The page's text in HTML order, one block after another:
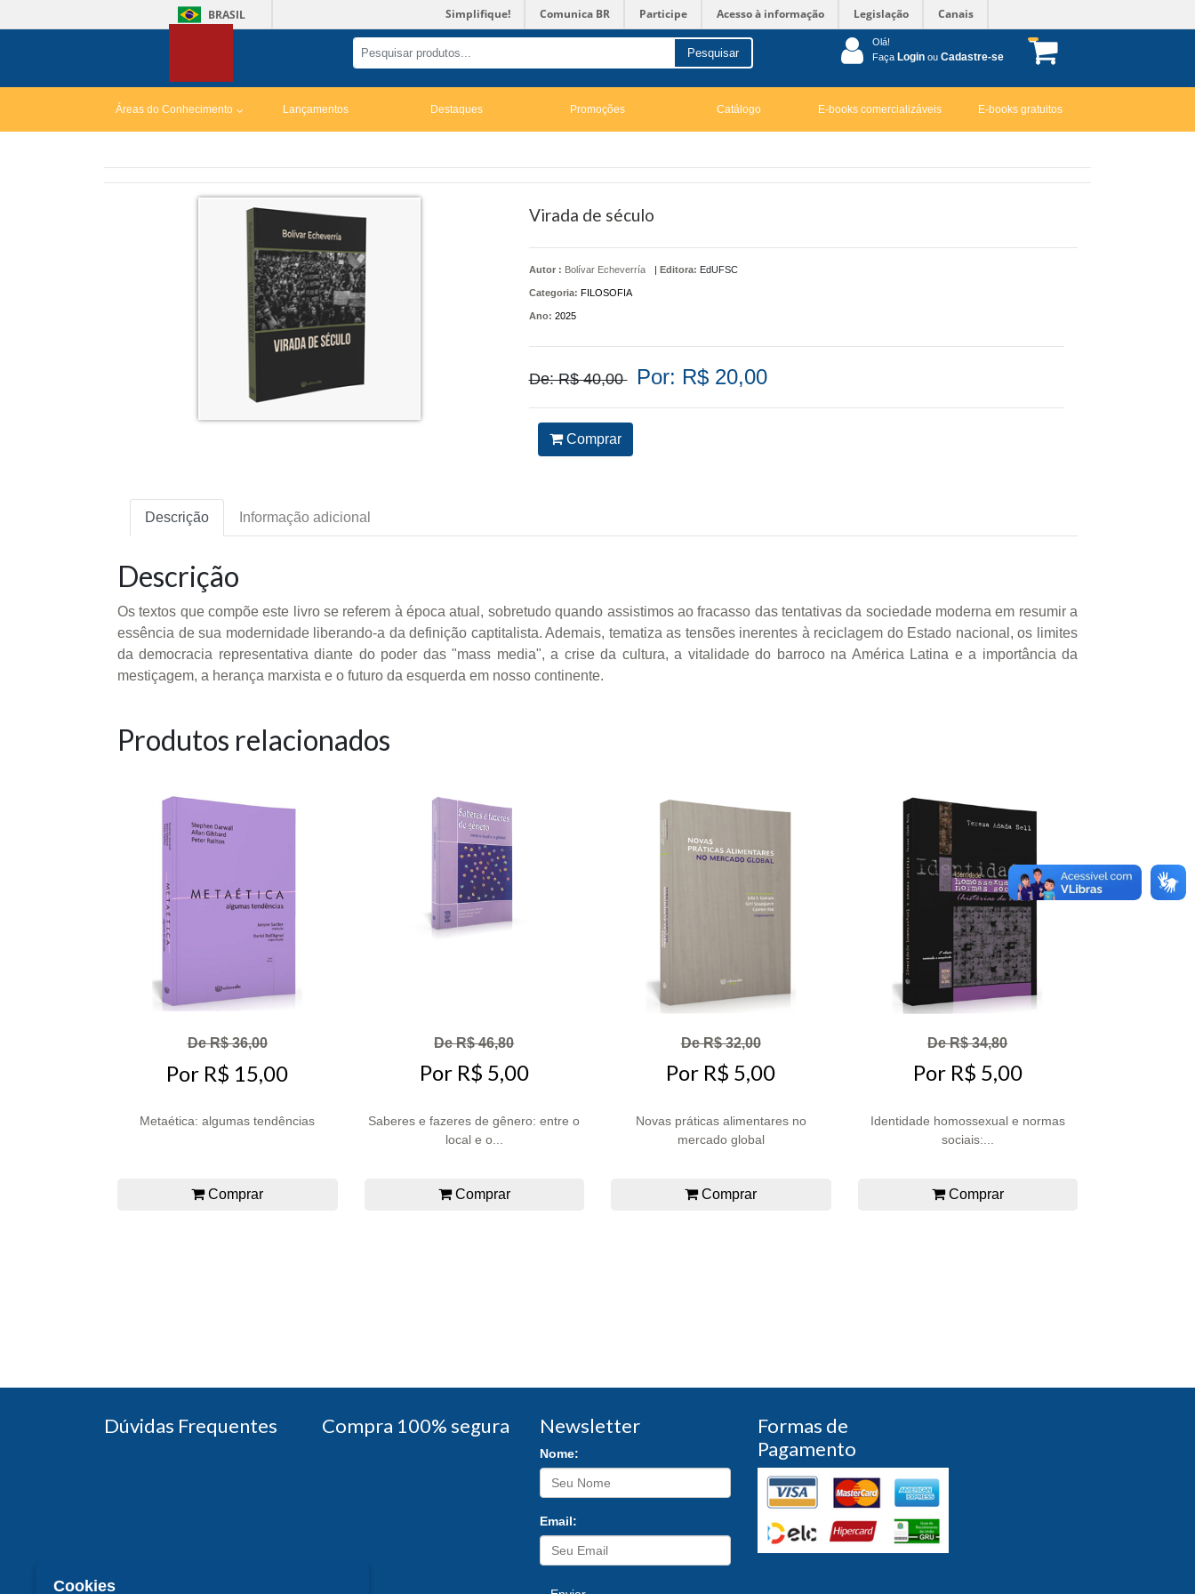
BRASIL Simplifique! Comunica BR Participe Acesso à informação Legislação Canais
Pesquisar
Olá!
Faça Login ou Cadastre-se
Áreas do Conhecimento Lançamentos Destaques Promoções Catálogo E-books comercializáveis E-books gratuitos
Virada de século
Autor : Bolívar Echeverría | Editora: EdUFSC
Categoria: FILOSOFIA
Ano: 2025
De: R$ 40,00 Por: R$ 20,00
Comprar
Descrição Informação adicional
Descrição
Os textos que compõe este livro se referem à época atual, sobretudo quando assistimos ao fracasso das tentativas da sociedade moderna em resumir a
essência de sua modernidade liberando-a da definição captitalista. Ademais, tematiza as tensões inerentes à reciclagem do Estado nacional, os limites
da democracia representativa diante do poder das "mass media", a crise da cultura, a vitalidade do barroco na América Latina e a importância da
mestiçagem, a herança marxista e o futuro da esquerda em nosso continente.
Produtos relacionados
De R$ 36,00
Por R$ 15,00
Metaética: algumas tendências
Comprar
De R$ 46,80
Por R$ 5,00
Saberes e fazeres de gênero: entre o
local e o...
Comprar
De R$ 32,00
Por R$ 5,00
Novas práticas alimentares no
mercado global
Comprar
De R$ 34,80
Por R$ 5,00
Identidade homossexual e normas
sociais:...
Comprar
Dúvidas Frequentes Compra 100% segura Newsletter
Nome:
Email:
Formas de
Pagamento
Cookies